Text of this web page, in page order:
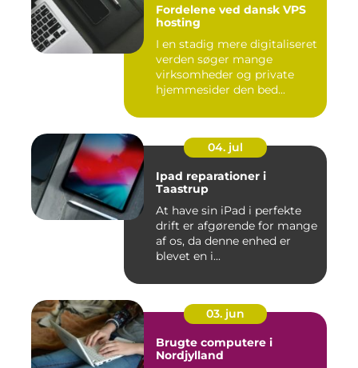
Fordelene ved dansk VPS
hosting
I en stadig mere digitaliseret
verden søger mange
virksomheder og private
hjemmesider den bed...
04. jul
Ipad reparationer i
Taastrup
At have sin iPad i perfekte
drift er afgørende for mange
af os, da denne enhed er
blevet en i...
03. jun
Brugte computere i
Nordjylland